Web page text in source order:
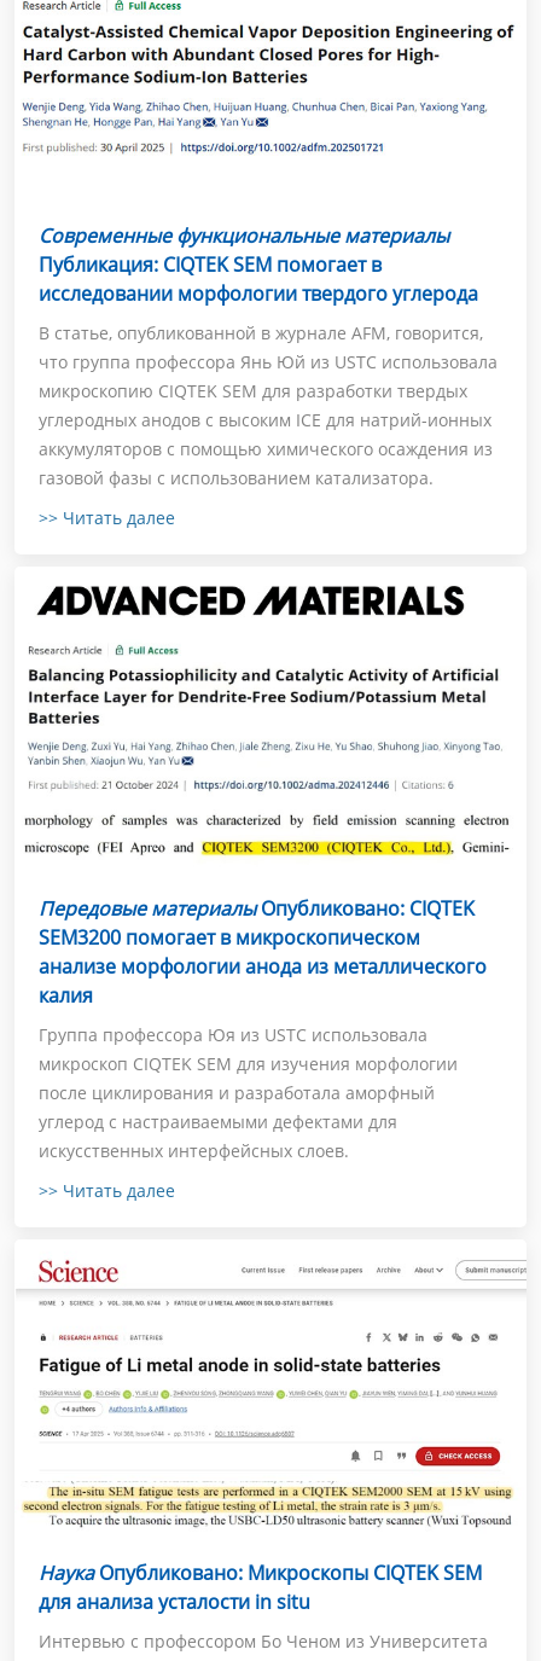
Современные функциональные материалы
Публикация: CIQTEK SEM помогает в
исследовании морфологии твердого углерода
В статье, опубликованной в журнале AFM, говорится,
что группа профессора Янь Юй из USTC использовала
микроскопию CIQTEK SEM для разработки твердых
углеродных анодов с высоким ICE для натрий-ионных
аккумуляторов с помощью химического осаждения из
газовой фазы с использованием катализатора.
>> Читать далее
Передовые материалыОпубликовано: CIQTEK
SEM3200 помогает в микроскопическом
анализе морфологии анода из металлического
калия
Группа профессора Юя из USTC использовала
микроскоп CIQTEK SEM для изучения морфологии
после циклирования и разработала аморфный
углерод с настраиваемыми дефектами для
искусственных интерфейсных слоев.
>> Читать далее
НаукаОпубликовано: Микроскопы CIQTEK SEM
для анализа усталости in situ
Интервью с профессором Бо Ченом из Университета